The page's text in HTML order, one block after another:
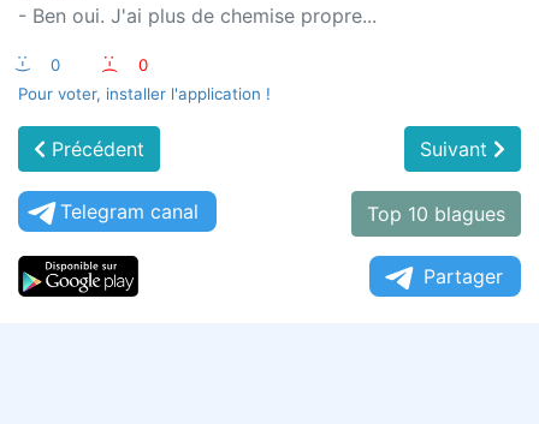
- Ben oui. J'ai plus de chemise propre...
:-) 0 :-(
0
Pour voter, installer l'application !
Précédent Suivant
Telegram canal Top 10 blagues
Partager